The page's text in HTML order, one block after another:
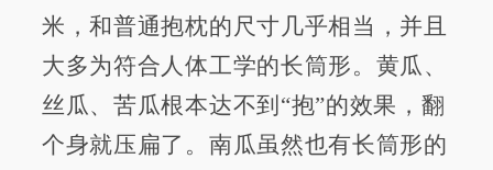
米，和普通抱枕的尺寸几乎相当，并且
大多为符合人体工学的长筒形。黄瓜、
丝瓜、苦瓜根本达不到“抱”的效果，翻
个身就压扁了。南瓜虽然也有长筒形的